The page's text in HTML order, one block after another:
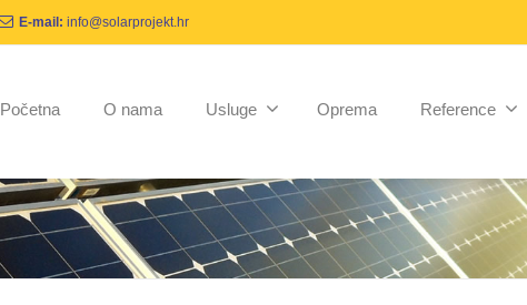
E-mail: info@solarprojekt.hr
Početna O nama Usluge Oprema Reference